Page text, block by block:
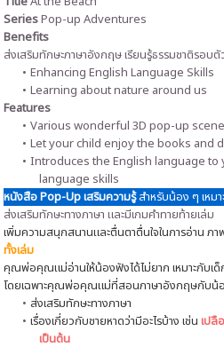
SeriesPop-up Adventures
Benefits
ส่งเสริมทักษะภาษาอังกฤษ เรียนรู้ธรรมชาติรอบตั
Enhancing English Language Skills
Learning about nature around us
Features
Various wonderful 3D pop-up
Let your child enjoy the books and
Introduces the English language
language skills
หนังสือ Pop-Up เสริมความรู้สำหรับน้อง ๆ เหม
ส่งเสริมทักษะทางภาษา และมีเกมคำทายท้ายเล่ม
เพิ่มความสนุกสนานและตื่นตาตื่นใจในการอ่าน
ทั้งเล่ม
คุณพ่อคุณแม่อ่านให้น้องฟังได้ไม่ยาก เหมาะกับเ
โดยเฉพาะคุณพ่อคุณแม่ที่สอนภาษาอังกฤษกับน้
ส่งเสริมทักษะทางภาษา
เรื่องเกี่ยวกับชายหาดว่ามีอะไรบ้าง เช่น เปลื
เป็นต้น